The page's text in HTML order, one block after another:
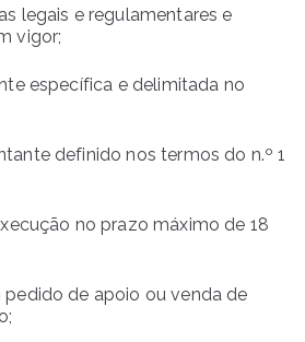
legais e regulamentares e
vigor;
específica e delimitada no
definido nos termos do n.º 1
no prazo máximo de 18
pedido de apoio ou venda de